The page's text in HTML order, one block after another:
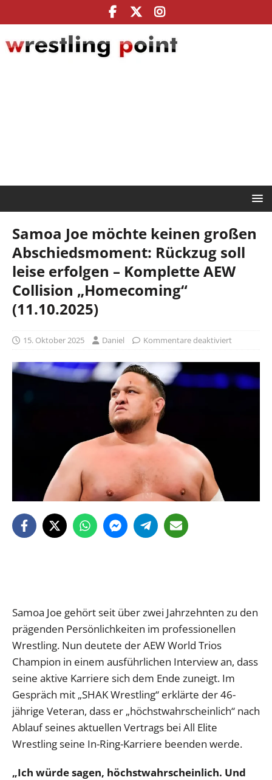
Samoa Joe möchte keinen großen
Abschiedsmoment: Rückzug soll
leise erfolgen – Komplette AEW
Collision „Homecoming“
(11.10.2025)
15. Oktober 2025 Daniel Kommentare deaktiviert
Samoa Joe gehört seit über zwei Jahrzehnten zu den
prägenden Persönlichkeiten im professionellen
Wrestling. Nun deutete der AEW World Trios
Champion in einem ausführlichen Interview an, dass
seine aktive Karriere sich dem Ende zuneigt. Im
Gespräch mit „SHAK Wrestling“ erklärte der 46-
jährige Veteran, dass er „höchstwahrscheinlich“ nach
Ablauf seines aktuellen Vertrags bei All Elite
Wrestling seine In-Ring-Karriere beenden werde.
„Ich würde sagen, höchstwahrscheinlich. Und